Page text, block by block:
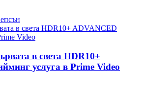
в света HDR10+
услуга в Prime Video